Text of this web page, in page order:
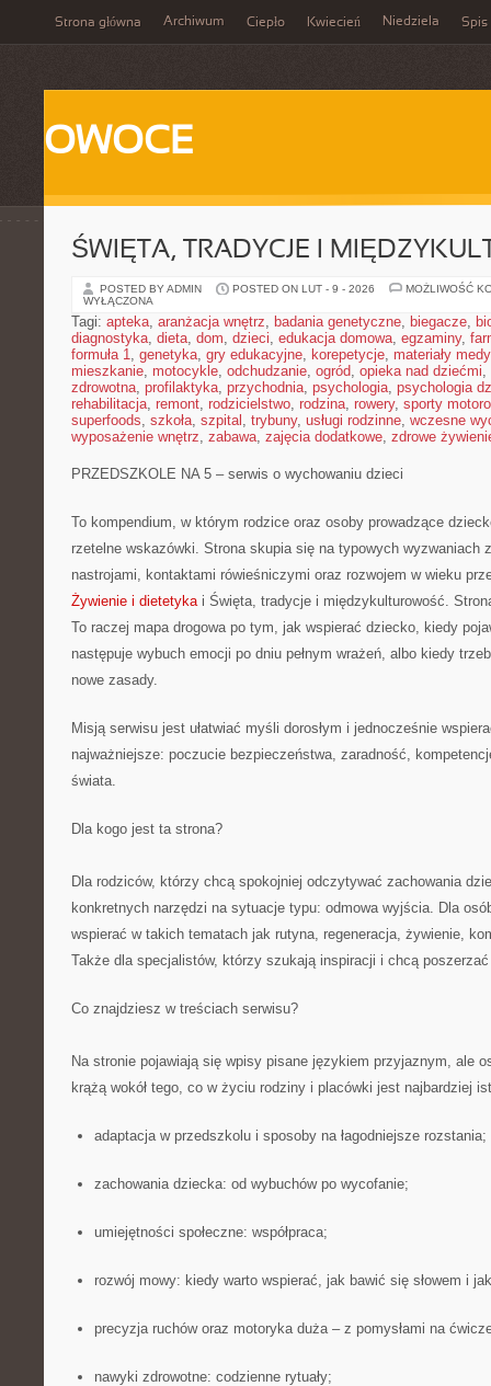
Strona główna Archiwum Ciepło Kwiecień Niedziela Spis
OWOCE
ŚWIĘTA, TRADYCJE I
POSTED BY ADMIN POSTED ON LUT - 9 - 2026
MOŻLIWOŚĆ
WYŁĄCZONA
Tagi: apteka, aranżacja wnętrz, badania genetyczne, biegacze,
diagnostyka, dieta, dom, dzieci, edukacja domowa, egzaminy,
formuła 1, genetyka, gry edukacyjne, korepetycje, materiały
mieszkanie, motocykle, odchudzanie, ogród, opieka nad dziećmi,
zdrowotna, profilaktyka, przychodnia, psychologia, psychologia
rehabilitacja, remont, rodzicielstwo, rodzina, rowery, sporty
superfoods, szkoła, szpital , trybuny, usługi rodzinne, wczesne
wyposażenie wnętrz, zabawa, zajęcia dodatkowe, zdrowe
PRZEDSZKOLE NA 5 – serwis o wychowaniu dzieci
To kompendium, w którym rodzice oraz osoby prowadzące
rzetelne wskazówki. Strona skupia się na typowych wyzwaniach
nastrojami, kontaktami rówieśniczymi oraz rozwojem w wieku
Żywienie i dietetykai Święta, tradycje i międzykulturowość.
To raczej mapa drogowa po tym, jak wspierać dziecko, kiedy
następuje wybuch emocji po dniu pełnym wrażeń, albo kiedy
nowe zasady.
Misją serwisu jest ułatwiać myśli dorosłym i jednocześnie
najważniejsze: poczucie bezpieczeństwa, zaradność,
świata.
Dla kogo jest ta strona?
Dla rodziców, którzy chcą spokojniej odczytywać zachowania
konkretnych narzędzi na sytuacje typu: odmowa wyjścia. Dla
wspierać w takich tematach jak rutyna, regeneracja, żywienie,
Także dla specjalistów, którzy szukają inspiracji i chcą
Co znajdziesz w treściach serwisu?
Na stronie pojawiają się wpisy pisane językiem przyjaznym, ale
krążą wokół tego, co w życiu rodziny i placówki jest najbardziej
adaptacja w przedszkolu i sposoby na łagodniejsze rozstania;
zachowania dziecka: od wybuchów po wycofanie;
umiejętności społeczne: współpraca;
rozwój mowy: kiedy warto wspierać, jak bawić się słowem i
precyzja ruchów oraz motoryka duża – z pomysłami na
nawyki zdrowotne: codzienne rytuały;